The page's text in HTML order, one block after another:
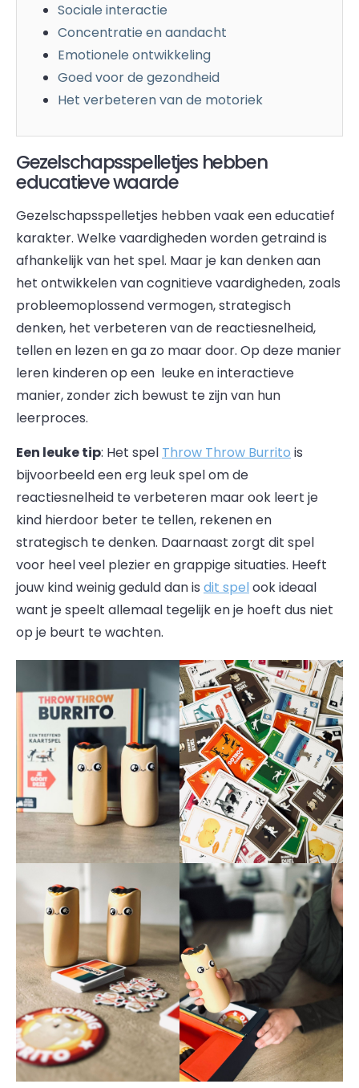
Sociale interactie
Concentratie en aandacht
Emotionele ontwikkeling
Goed voor de gezondheid
Het verbeteren van de motoriek
Gezelschapsspelletjes hebben
educatieve waarde
Gezelschapsspelletjes hebben vaak een educatief
karakter. Welke vaardigheden worden getraind is
afhankelijk van het spel. Maar je kan denken aan
het ontwikkelen van cognitieve vaardigheden, zoals
probleemoplossend vermogen, strategisch
denken, het verbeteren van de reactiesnelheid,
tellen en lezen en ga zo maar door. Op deze manier
leren kinderen op een leuke en interactieve
manier, zonder zich bewust te zijn van hun
leerproces.
Een leuke tip: Het spel Throw Throw Burrito is
bijvoorbeeld een erg leuk spel om de
reactiesnelheid te verbeteren maar ook leert je
kind hierdoor beter te tellen, rekenen en
strategisch te denken. Daarnaast zorgt dit spel
voor heel veel plezier en grappige situaties. Heeft
jouw kind weinig geduld dan is dit spelook ideaal
want je speelt allemaal tegelijk en je hoeft dus niet
op je beurt te wachten.